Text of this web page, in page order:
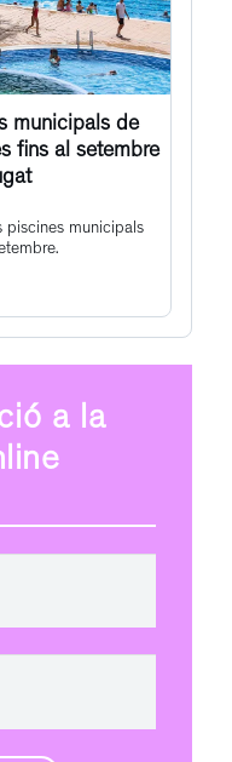
municipals de
fins al setembre
piscines municipals
a la